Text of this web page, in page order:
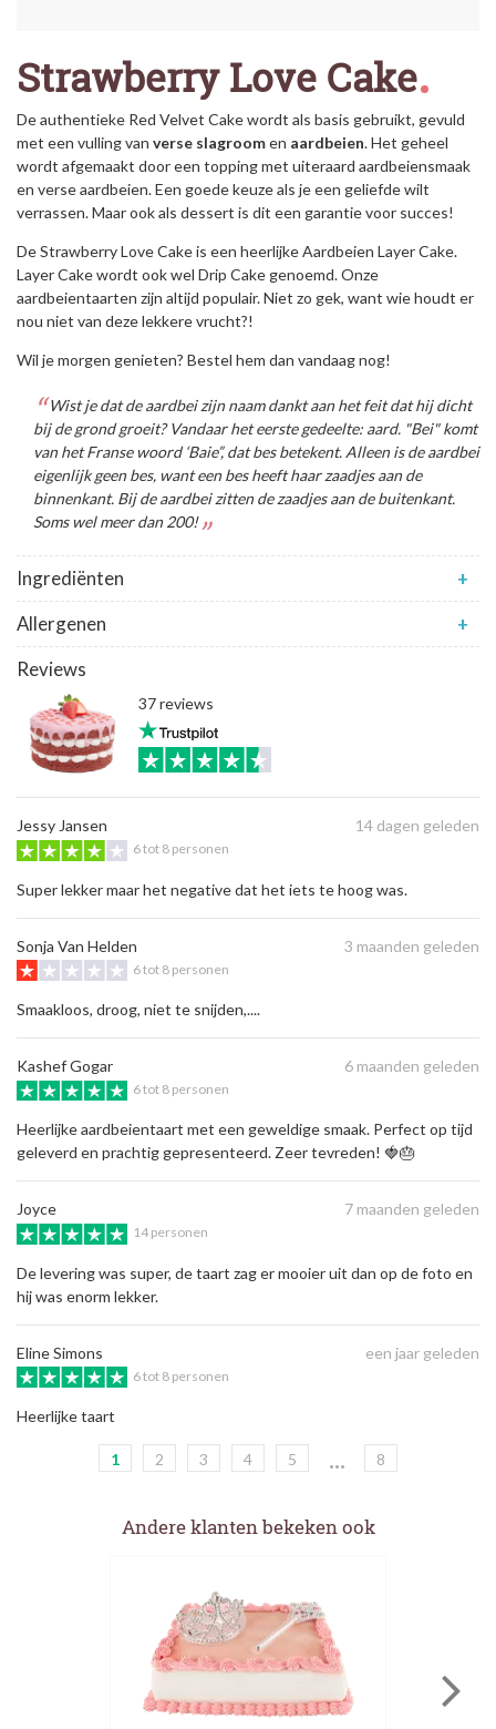
Strawberry Love Cake
De authentieke Red Velvet Cake wordt als basis gebruikt, gevuld
met een vulling van verse slagroomen aardbeien. Het geheel
wordt afgemaakt door een topping met uiteraard aardbeiensmaak
en verse aardbeien. Een goede keuze als je een geliefde wilt
verrassen. Maar ook als dessert is dit een garantie voor succes!
De Strawberry Love Cake is een heerlijke Aardbeien Layer Cake.
Layer Cake wordt ook wel Drip Cake genoemd. Onze
aardbeientaarten zijn altijd populair. Niet zo gek, want wie houdt er
nou niet van deze lekkere vrucht?!
Wil je morgen genieten? Bestel hem dan vandaag nog!
Ingrediënten
+
Allergenen
+
Wist je dat de aardbei zijn naam dankt aan het feit dat hij dicht
bij de grond groeit? Vandaar het eerste gedeelte: aard. "Bei" komt
van het Franse woord ‘Baie”, dat bes betekent. Alleen is de aardbei
eigenlijk geen bes, want een bes heeft haar zaadjes aan de
binnenkant. Bij de aardbei zitten de zaadjes aan de buitenkant.
Soms wel meer dan 200!
Reviews
37 reviews
Jessy Jansen 14 dagen geleden
6 tot 8 personen
Super lekker maar het negative dat het iets te hoog was.
Sonja Van Helden 3 maanden geleden
6 tot 8 personen
Smaakloos, droog, niet te snijden,....
Kashef Gogar 6 maanden geleden
6 tot 8 personen
Heerlijke aardbeientaart met een geweldige smaak. Perfect op tijd
geleverd en prachtig gepresenteerd. Zeer tevreden! 🍓🎂
Joyce 7 maanden geleden
14 personen
De levering was super, de taart zag er mooier uit dan op de foto en
hij was enorm lekker.
Eline Simons een jaar geleden
6 tot 8 personen
Heerlijke taart
1 2 3 4 5 ... 8
Andere klanten bekeken ook